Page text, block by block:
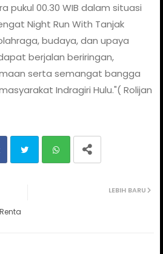
pukul 00.30 WIB dalam situasi
Night Run With Tanjak
budaya, dan upaya
berjalan beriringan,
serta semangat bangga
Indragiri Hulu."( Rolijan
LEBIH BARU